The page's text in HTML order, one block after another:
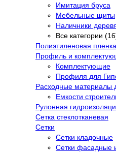
Имитация бруса
Мебельные щиты
Наличники
Все категории
Полиэтиленовая пленка
Профиль и
Комплектующие
Профиля для
Расходные материалы
Емкости
Рулонная
Сетка стеклотканевая
Сетки
Сетки кладочные
Сетки фасадные